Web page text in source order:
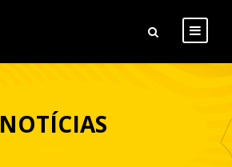
NOTÍCIAS